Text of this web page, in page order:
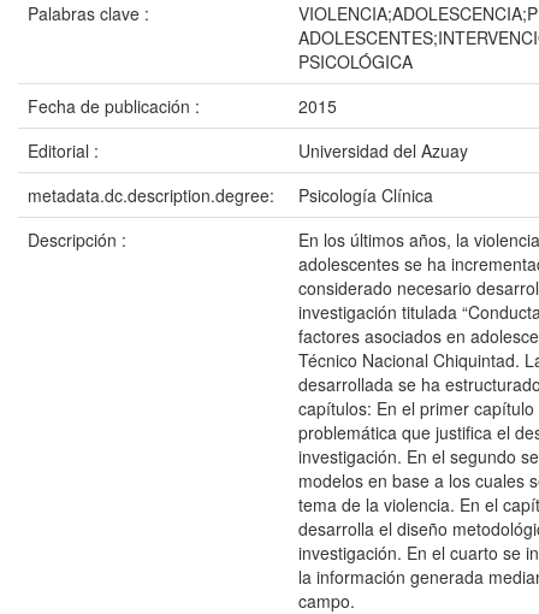
Palabras clave :
PSICOLÓGICA
Fecha de publicación :
2015
Editorial :
Universidad del Azuay
metadata.dc.description.degree:
Psicología Clínica
Descripción :
En los últimos años, la
adolescentes se ha
considerado necesario
investigación titulada
factores asociados en
Técnico Nacional Chiquintad.
desarrollada se ha
capítulos: En el primer
problemática que justifica el
investigación. En el segundo
modelos en base a los cuales
tema de la violencia. En el
desarrolla el diseño
investigación. En el cuarto se
la información generada
campo.